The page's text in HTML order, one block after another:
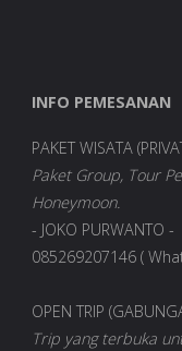
INFO PEMESANAN
PAKET WISATA
Paket Group, Tour
Honeymoon.
- JOKO PURWANTO -
085269207146 (
OPEN TRIP
Trip yang terbuka